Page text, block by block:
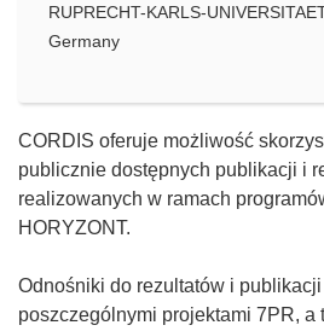
RUPRECHT-KARLS-
Germany
CORDIS oferuje możliwość
publicznie dostępnych publikacji i
realizowanych w ramach
HORYZONT.
Odnośniki do rezultatów i
poszczególnymi projektami 7PR, a